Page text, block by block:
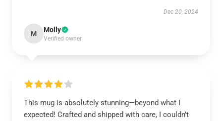
Dec 20, 2024
M Molly
Verified owner
This mug is absolutely stunning—beyond what I
expected! Crafted and shipped with care, I couldn’t